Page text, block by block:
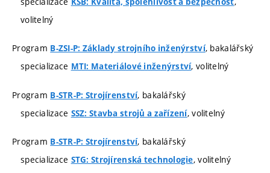
volitelný
Program B-ZSI-P: Základy strojního inženýrství, bakalářský
specializace MTI: Materiálové inženýrství, volitelný
Program B-STR-P: Strojírenství, bakalářský
specializace SSZ: Stavba strojů a zařízení, volitelný
Program B-STR-P: Strojírenství, bakalářský
specializace STG: Strojírenská technologie, volitelný